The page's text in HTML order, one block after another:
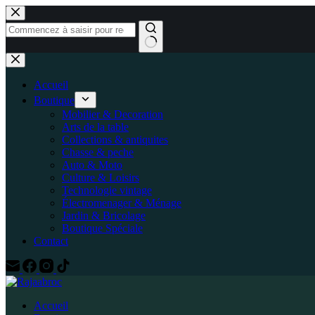
Passer
au
contenu
Aucun
résultat
Accueil
Boutique
Mobilier & Decoration
Arts de la table
Collections & antiquites
Chasse & peche
Auto & Moto
Culture & Loisirs
Technologie vintage
Électromenager & Ménage
Jardin & Bricolage
Boutique Spéciale
Contact
Accueil